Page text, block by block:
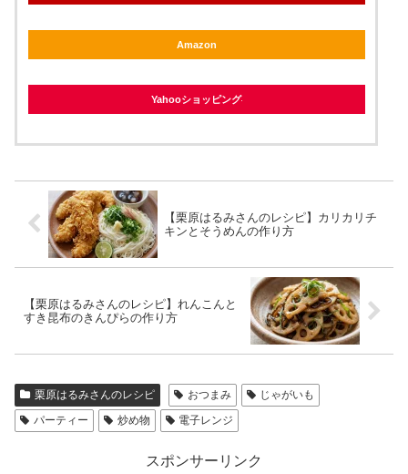
Amazon
Yahooショッピング
【栗原はるみさんのレシピ】カリカリチ
キンとそうめんの作り方
【栗原はるみさんのレシピ】れんこんと
すき昆布のきんぴらの作り方
栗原はるみさんのレシピ おつまみ
じゃがいも
パーティー
炒め物 電子レンジ
スポンサーリンク